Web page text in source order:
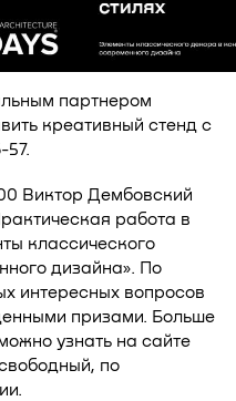
партнером
креативный стенд с
57.
Виктор Дембовский
работа в
классического
дизайна». По
интересных вопросов
призами. Больше
узнать на сайте
по